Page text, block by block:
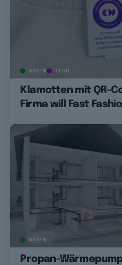
GREEN TECH
Klamotten mit QR-
Firma will Fast
GREEN
Propan-